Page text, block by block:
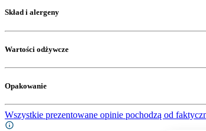
Skład i alergeny
Wartości odżywcze
Opakowanie
Wszystkie prezentowane opinie pochodzą od